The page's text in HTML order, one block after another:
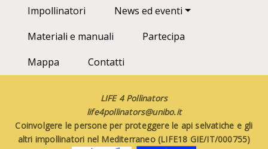
Impollinatori
News ed eventi
Materiali e manuali
Partecipa
Mappa
Contatti
LIFE 4 Pollinators
life4pollinators@unibo.it
Coinvolgere le persone per proteggere le api selvatiche e gli
altri impollinatori nel Mediterraneo (LIFE18 GIE/IT/000755)